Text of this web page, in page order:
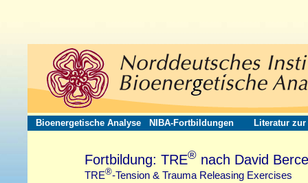
Bioenergetische Analyse NIBA-Fortbildungen Literatur zur
Fortbildung: TRE® nach David
TRE®-Tension & Trauma Releasing Exercises